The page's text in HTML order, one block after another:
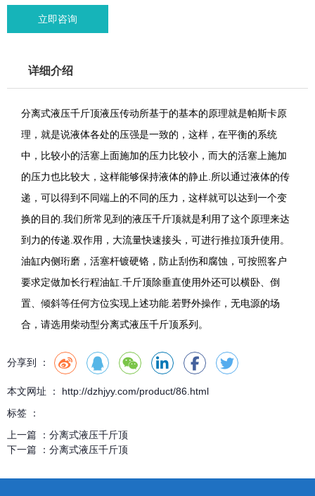
立即咨询
详细介绍
分离式液压千斤顶液压传动所基于的基本的原理就是帕斯卡原
理，就是说液体各处的压强是一致的，这样，在平衡的系统
中，比较小的活塞上面施加的压力比较小，而大的活塞上施加
的压力也比较大，这样能够保持液体的静止.所以通过液体的传
递，可以得到不同端上的不同的压力，这样就可以达到一个变
换的目的.我们所常见到的液压千斤顶就是利用了这个原理来达
到力的传递.双作用，大流量快速接头，可进行推拉顶升使用。
油缸内侧珩磨，活塞杆镀硬铬，防止刮伤和腐蚀，可按照客户
要求定做加长行程油缸.千斤顶除垂直使用外还可以横卧、倒
置、倾斜等任何方位实现上述功能.若野外操作，无电源的场
合，请选用柴动型分离式液压千斤顶系列。
分享到 ：
本文网址 ： http://dzhjyy.com/product/86.html
标签 ：
上一篇 ： 分离式液压千斤顶
下一篇 ： 分离式液压千斤顶